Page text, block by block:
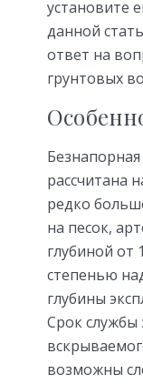
установите
данной
ответ на
грунтовых
рассчитана
редко
на песок,
глубиной от
степенью
глубины
Срок службы
возможны